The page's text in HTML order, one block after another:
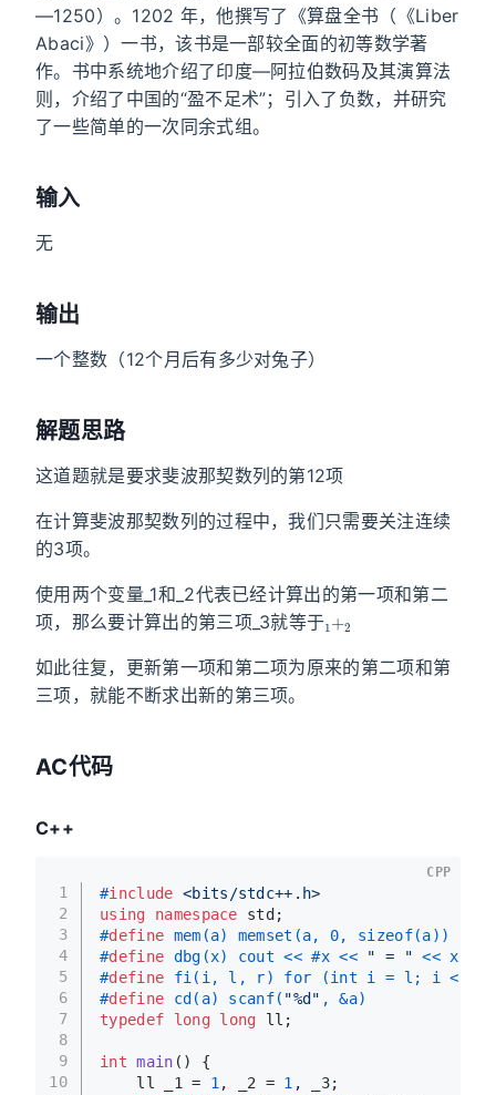
—1250）。1202 年，他撰写了《算盘全书（《Liber
Abaci》）一书，该书是一部较全面的初等数学著
作。书中系统地介绍了印度—阿拉伯数码及其演算法
则，介绍了中国的“盈不足术”；引入了负数，并研究
了一些简单的一次同余式组。
输入
无
输出
一个整数（12个月后有多少对兔子）
解题思路
这道题就是要求斐波那契数列的第12项
在计算斐波那契数列的过程中，我们只需要关注连续
的3项。
使用两个变量_1和_2代表已经计算出的第一项和第二
项，那么要计算出的第三项_3就等于
1+2
如此往复，更新第一项和第二项为原来的第二项和第
三项，就能不断求出新的第三项。
AC代码
C++
1
2
3
4
5
6
7
8
9
10
#include <bits/stdc++.h>
using
namespace std;
#define mem(a) memset(a, 0, sizeof(a))
#define dbg(x) cout << #x << " = " << x <<
#define fi(i, l, r) for (int i = l; i < r;
#define cd(a) scanf( "%d" , &a)
typedef
long long ll;
int main ()
{
    ll _1 =
1 , _2 = 1 , _3;
CPP